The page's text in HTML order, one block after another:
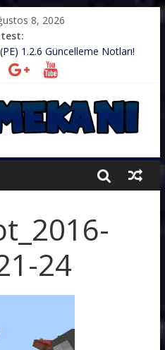
8, 2026
1.2.6 Güncelleme Notları!
Nasıl Koyarım?
– v1.2.10
IP – Harika Bir Server
Notları
24